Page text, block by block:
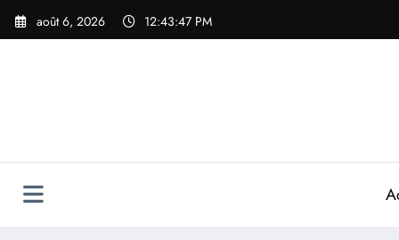
Aller
août 6, 2026 12:43:47 PM